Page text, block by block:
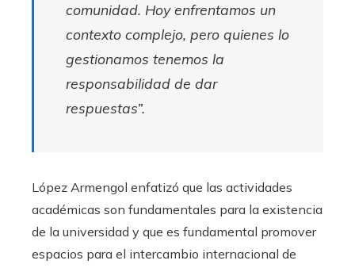
comunidad. Hoy enfrentamos un
contexto complejo, pero quienes lo
gestionamos tenemos la
responsabilidad de dar
respuestas”.
López Armengol enfatizó que las actividades
académicas son fundamentales para la existencia
de la universidad y que es fundamental promover
espacios para el intercambio internacional de